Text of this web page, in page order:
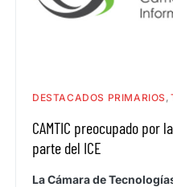
DESTACADOS PRIMARIOS
CAMTIC preocupado por
parte del ICE
La Cámara de